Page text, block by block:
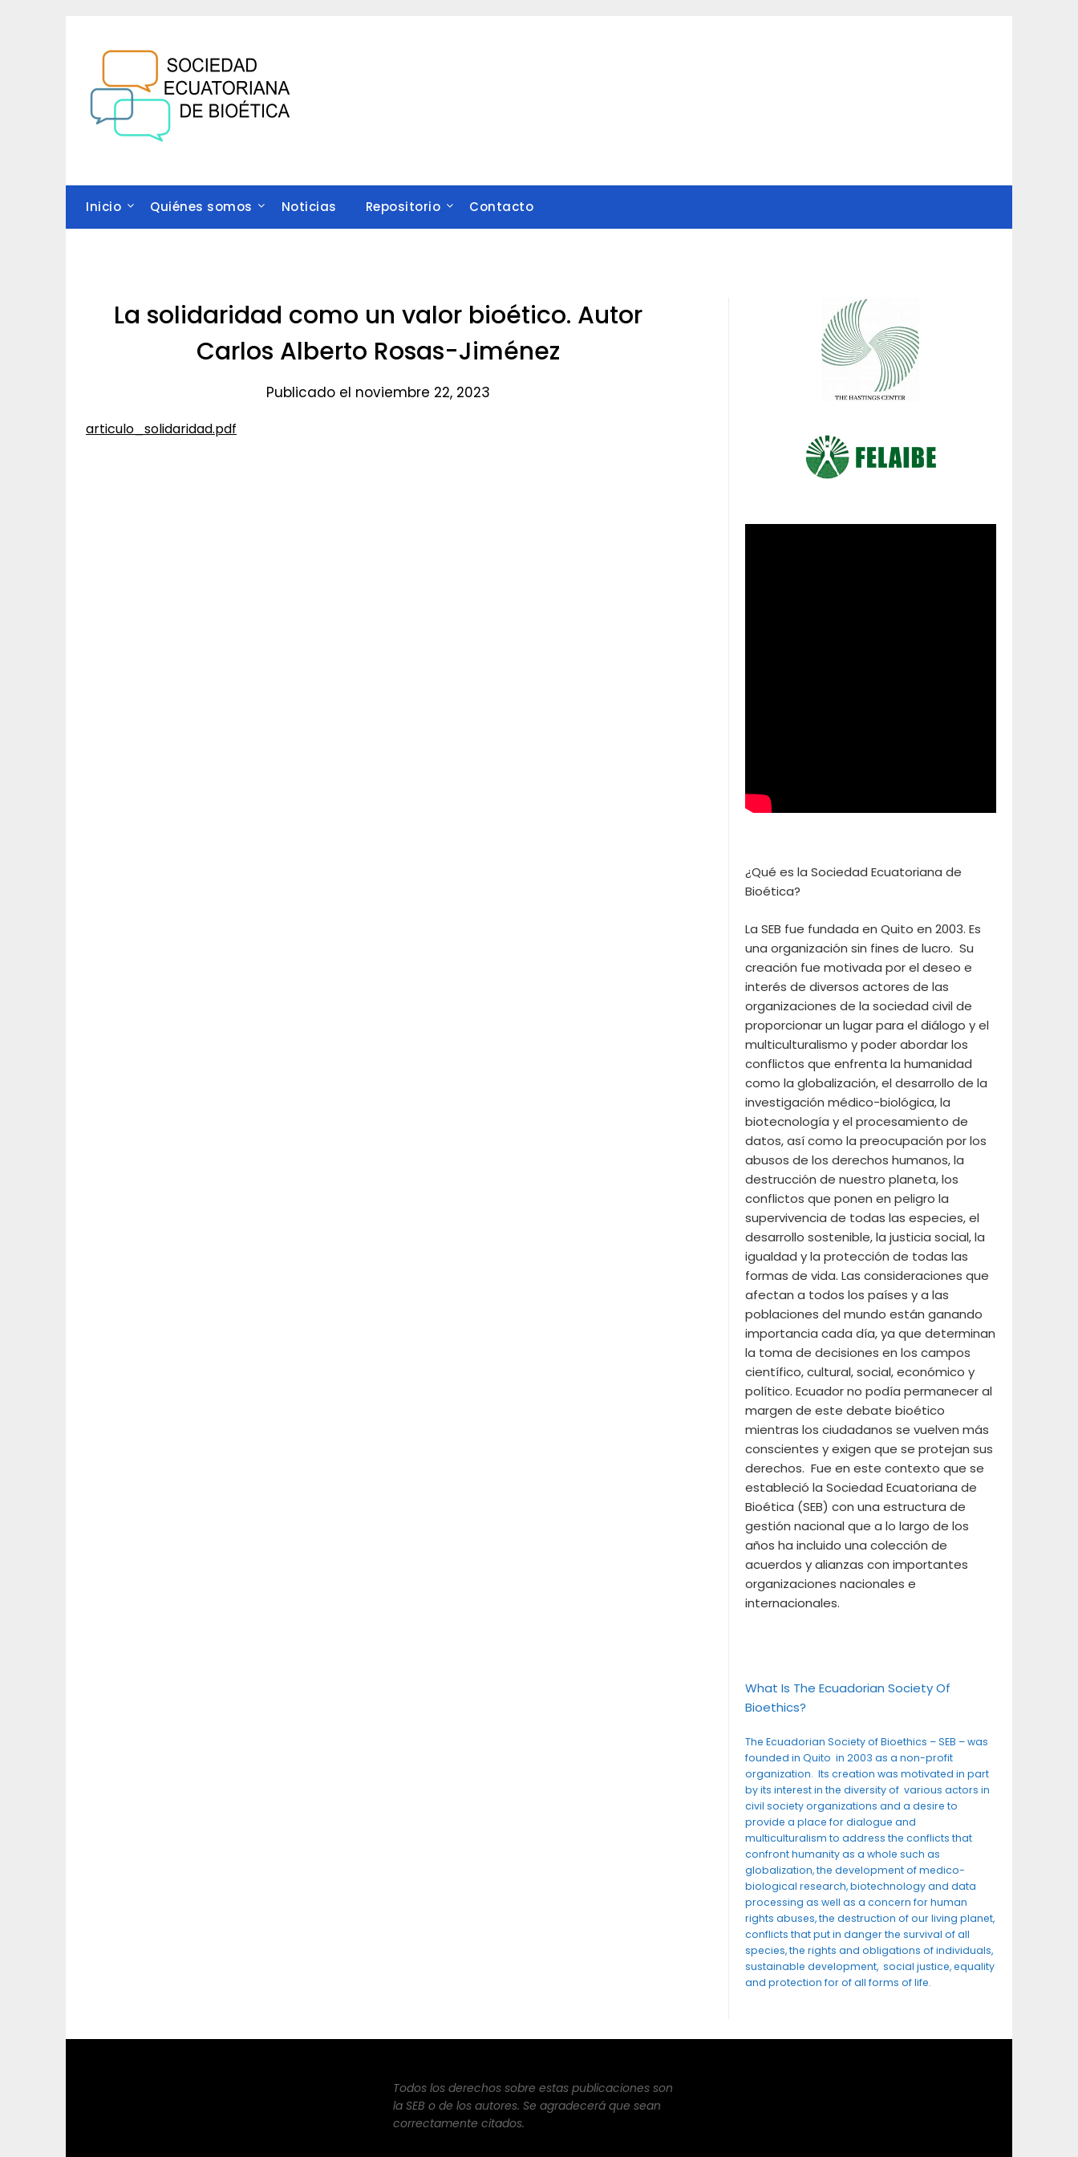
Inicio Quiénes somos Noticias Repositorio Contacto
La solidaridad como un valor bioético. Autor
Carlos Alberto Rosas-Jiménez
Publicado el noviembre 22, 2023
articulo_solidaridad.pdf
¿Qué es la Sociedad Ecuatoriana de
Bioética?
La SEB fue fundada en Quito en 2003. Es
una organización sin fines de lucro. Su
creación fue motivada por el deseo e
interés de diversos actores de las
organizaciones de la sociedad civil de
proporcionar un lugar para el diálogo y el
multiculturalismo y poder abordar los
conflictos que enfrenta la humanidad
como la globalización, el desarrollo de la
investigación médico-biológica, la
biotecnología y el procesamiento de
datos, así como la preocupación por los
abusos de los derechos humanos, la
destrucción de nuestro planeta, los
conflictos que ponen en peligro la
supervivencia de todas las especies, el
desarrollo sostenible, la justicia social, la
igualdad y la protección de todas las
formas de vida. Las consideraciones que
afectan a todos los países y a las
poblaciones del mundo están ganando
importancia cada día, ya que determinan
la toma de decisiones en los campos
científico, cultural, social, económico y
político. Ecuador no podía permanecer al
margen de este debate bioético
mientras los ciudadanos se vuelven más
conscientes y exigen que se protejan sus
derechos. Fue en este contexto que se
estableció la Sociedad Ecuatoriana de
Bioética (SEB) con una estructura de
gestión nacional que a lo largo de los
años ha incluido una colección de
acuerdos y alianzas con importantes
organizaciones nacionales e
internacionales.
What Is The Ecuadorian Society Of
Bioethics?
The Ecuadorian Society of Bioethics – SEB – was
founded in Quito in 2003 as a non-profit
organization. Its creation was motivated in part
by its interest in the diversity of various actors in
civil society organizations and a desire to
provide a place for dialogue and
multiculturalism to address the conflicts that
confront humanity as a whole such as
globalization, the development of medico-
biological research, biotechnology and data
processing as well as a concern for human
rights abuses, the destruction of our living planet,
conflicts that put in danger the survival of all
species, the rights and obligations of individuals,
sustainable development, social justice, equality
and protection for of all forms of life.
Todos los derechos sobre estas publicaciones son
la SEB o de los autores. Se agradecerá que sean
correctamente citados.